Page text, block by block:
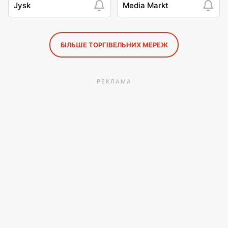
Jysk Media Markt
БІЛЬШЕ ТОРГІВЕЛЬНИХ МЕРЕЖ
РЕКЛАМА